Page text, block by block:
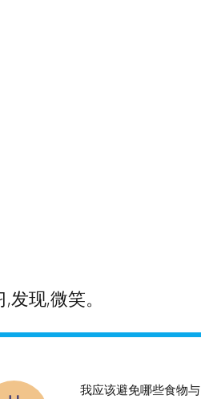
发现,微笑。
我应该避免哪些食物与